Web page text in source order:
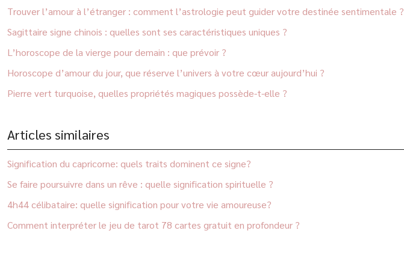
Trouver l’amour à l’étranger : comment l’astrologie peut guider votre destinée sentimentale ?
Sagittaire signe chinois : quelles sont ses caractéristiques uniques ?
L’horoscope de la vierge pour demain : que prévoir ?
Horoscope d’amour du jour, que réserve l’univers à votre cœur aujourd’hui ?
Pierre vert turquoise, quelles propriétés magiques possède-t-elle ?
Articles similaires
Signification du capricorne: quels traits dominent ce signe?
Se faire poursuivre dans un rêve : quelle signification spirituelle ?
4h44 célibataire: quelle signification pour votre vie amoureuse?
Comment interpréter le jeu de tarot 78 cartes gratuit en profondeur ?